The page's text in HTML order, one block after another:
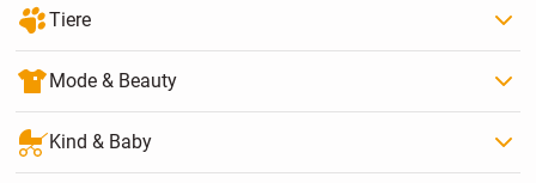
Tiere
Mode & Beauty
Kind & Baby